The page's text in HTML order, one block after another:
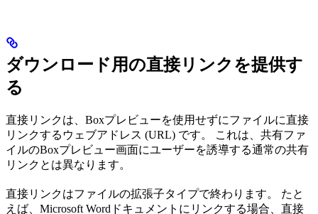
ダウンロード用の直接リンクを提供す
る
直接リンクは、Boxプレビューを使用せずにファイルに直接
リンクするウェブアドレス (URL) です。 これは、共有ファ
イルのBoxプレビュー画面にユーザーを誘導する通常の共有
リンクとは異なります。
直接リンクはファイルの拡張子タイプで終わります。 たと
えば、Microsoft Wordドキュメントにリンクする場合、直接